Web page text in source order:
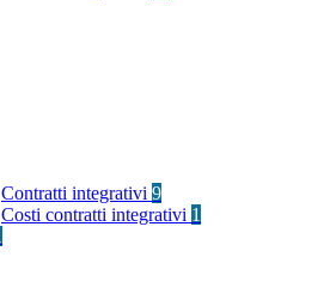
Contratti integrativi 9
Costi contratti integrativi 1